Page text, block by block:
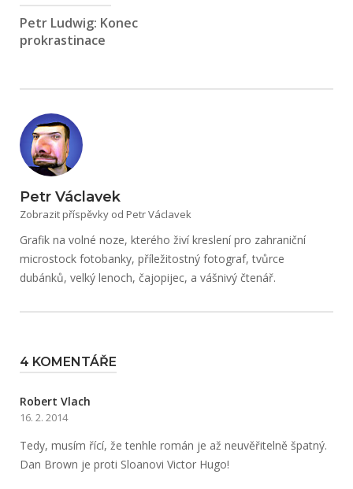
Petr Ludwig: Konec
prokrastinace
Petr Václavek
Zobrazit příspěvky od Petr Václavek
Grafik na volné noze, kterého živí kreslení pro zahraniční
microstock fotobanky, příležitostný fotograf, tvůrce
dubánků, velký lenoch, čajopijec, a vášnivý čtenář.
4 KOMENTÁŘE
Robert Vlach
16. 2. 2014
Tedy, musím řící, že tenhle román je až neuvěřitelně špatný.
Dan Brown je proti Sloanovi Victor Hugo!